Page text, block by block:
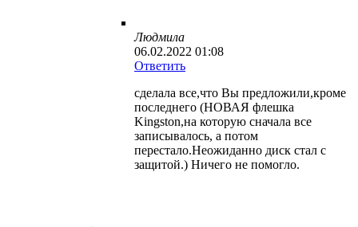
Людмила
06.02.2022 01:08
Ответить
сделала все,что Вы предложили,кроме
последнего (НОВАЯ флешка
Kingston,на которую сначала все
записывалось, а потом
перестало.Неожиданно диск стал с
защитой.) Ничего не помогло.